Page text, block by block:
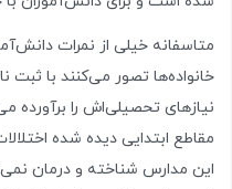
متاسفانه خیلی از نمرات
خانواده‌ها تصور می‌کنند با
نیازهای تحصیلی‌اش را برآورده
مقاطع ابتدایی دیده شده
این مدارس شناخته و درمان